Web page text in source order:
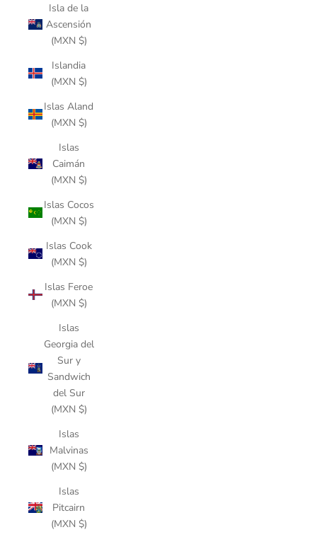
Isla de la
Ascensión
(MXN $)
Islandia
(MXN $)
Islas Aland
(MXN $)
Islas
Caimán
(MXN $)
Islas Cocos
(MXN $)
Islas Cook
(MXN $)
Islas Feroe
(MXN $)
Islas
Georgia del
Sur y
Sandwich
del Sur
(MXN $)
Islas
Malvinas
(MXN $)
Islas
Pitcairn
(MXN $)